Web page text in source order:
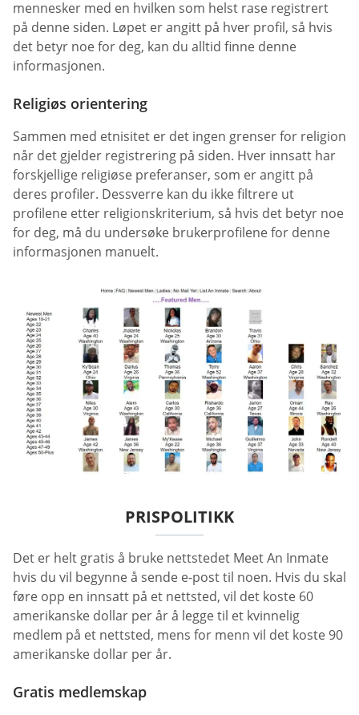
mennesker med en hvilken som helst rase registrert
på denne siden. Løpet er angitt på hver profil, så hvis
det betyr noe for deg, kan du alltid finne denne
informasjonen.
Religiøs orientering
Sammen med etnisitet er det ingen grenser for religion
når det gjelder registrering på siden. Hver innsatt har
forskjellige religiøse preferanser, som er angitt på
deres profiler. Dessverre kan du ikke filtrere ut
profilene etter religionskriterium, så hvis det betyr noe
for deg, må du undersøke brukerprofilene for denne
informasjonen manuelt.
PRISPOLITIKK
Det er helt gratis å bruke nettstedet Meet An Inmate
hvis du vil begynne å sende e-post til noen. Hvis du skal
føre opp en innsatt på et nettsted, vil det koste 60
amerikanske dollar per år å legge til et kvinnelig
medlem på et nettsted, mens for menn vil det koste 90
amerikanske dollar per år.
Gratis medlemskap